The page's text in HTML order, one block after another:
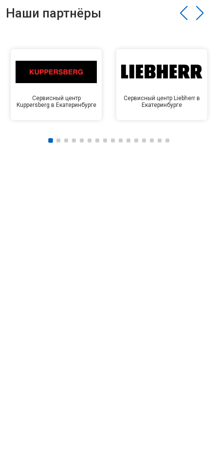
Наши партнёры
Сервисный центр
Kuppersberg в Екатеринбурге
Сервисный центр Liebherr в
Екатеринбурге